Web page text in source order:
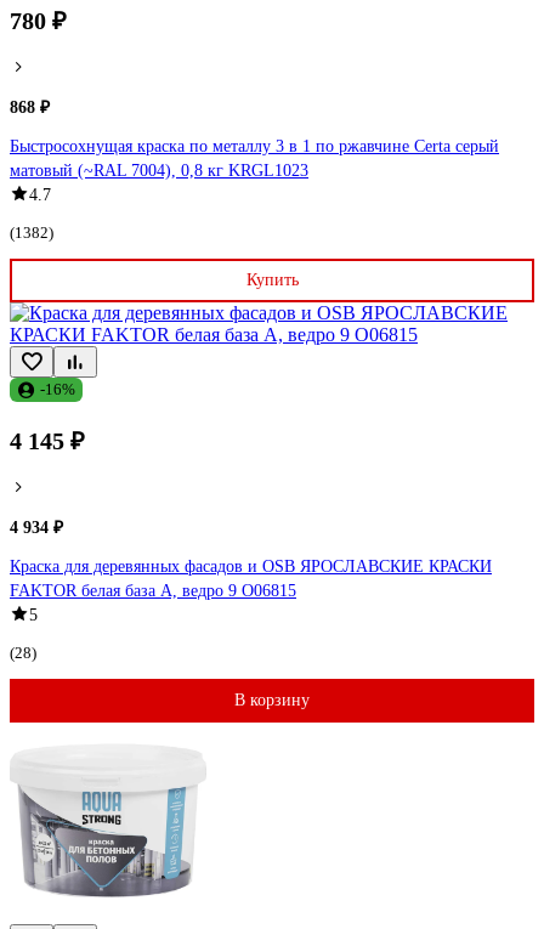
780 ₽
868 ₽
Быстросохнущая краска по металлу 3 в 1 по ржавчине Certa серый
матовый (~RAL 7004), 0,8 кг KRGL1023
4.7
(1382)
Купить
-16%
4 145 ₽
4 934 ₽
Краска для деревянных фасадов и OSB ЯРОСЛАВСКИЕ КРАСКИ
FAKTOR белая база А, ведро 9 О06815
5
(28)
В корзину